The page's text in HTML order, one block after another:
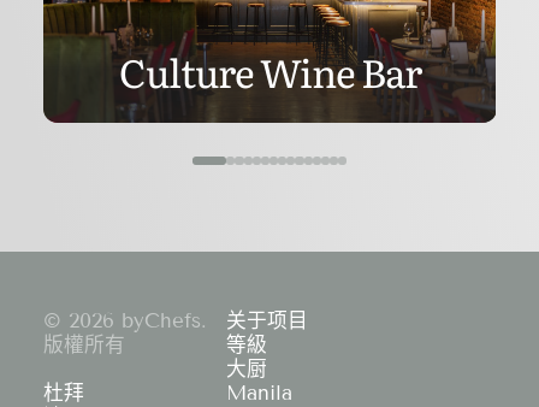
Culture Wine Bar
© 2026 byChefs.
版權所有
关于项目
等級
大厨
杜拜
Manila